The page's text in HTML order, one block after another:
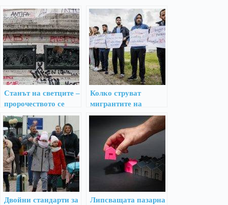
Станът на светците –
пророчеството се
сбъдна!
Колко струват
мигрантите на
Нидерландия?
Двойни стандарти за
Липсващата пазарна